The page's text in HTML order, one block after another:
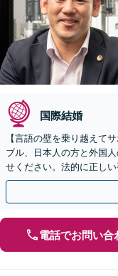
国際結婚
【言語の壁を乗り越えて
ブル、日本人の方と外国
せください。法的に正し
／入国管理局の対応」
電話でお問い合